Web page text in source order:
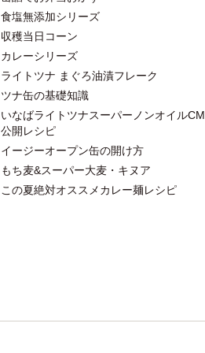
食塩無添加シリーズ
収穫当日コーン
カレーシリーズ
ライトツナ まぐろ油漬フレーク
ツナ缶の基礎知識
いなばライトツナスーパーノンオイルCM
公開レシピ
イージーオープン缶の開け方
もち麦&スーパー大麦・キヌア
この夏絶対オススメカレー麺レシピ